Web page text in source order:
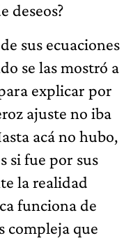
deseos?
sus ecuaciones
se las mostró a
explicar por
ajuste no iba
acá no hubo,
si fue por sus
la realidad
funciona de
compleja que